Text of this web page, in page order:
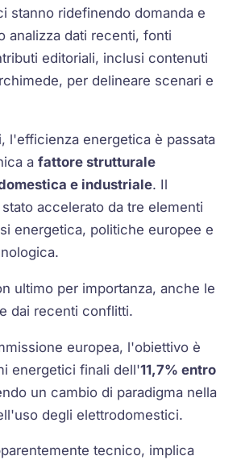
stanno ridefinendo domanda e
analizza dati recenti, fonti
editoriali, inclusi contenuti
per delineare scenari e
l'efficienza energetica è passata
afattore strutturale
e industriale. Il
accelerato da tre elementi
energetica, politiche europee e
ultimo per importanza, anche le
dai recenti conflitti.
europea, l'obiettivo è
energetici finali dell'11,7% entro
un cambio di paradigma nella
degli elettrodomestici.
tecnico, implica